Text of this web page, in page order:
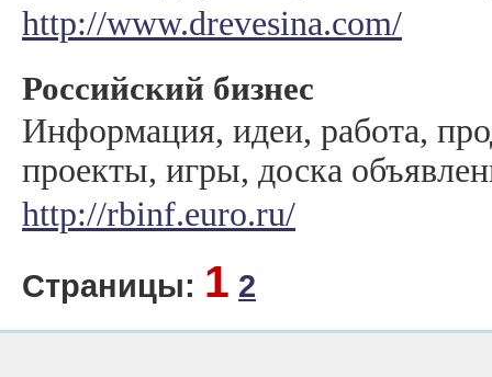
http://www.drevesina.com/
Российский бизнес
Информация, идеи, работа,
проекты, игры, доска
http://rbinf.euro.ru/
Страницы: 1 2